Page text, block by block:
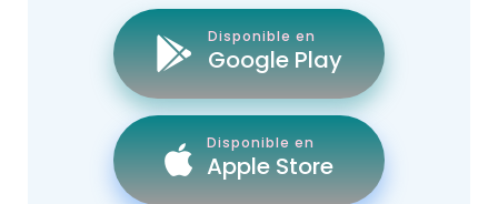
Disponible en
Google Play
Disponible en
Apple Store